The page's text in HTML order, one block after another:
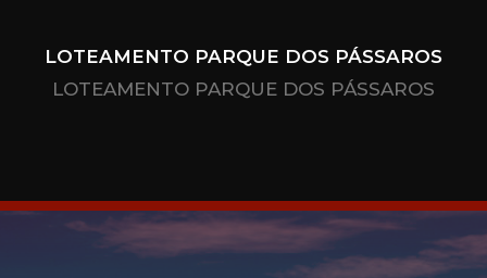
LOTEAMENTO PARQUE DOS PÁSSAROS
LOTEAMENTO PARQUE DOS PÁSSAROS